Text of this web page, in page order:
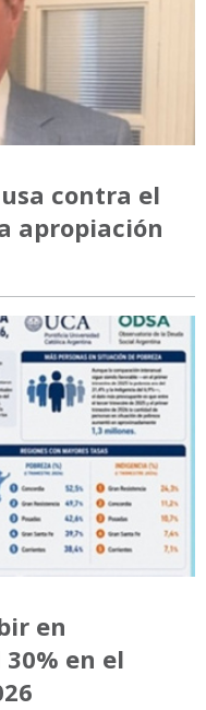
contra el
apropiación
en
en el